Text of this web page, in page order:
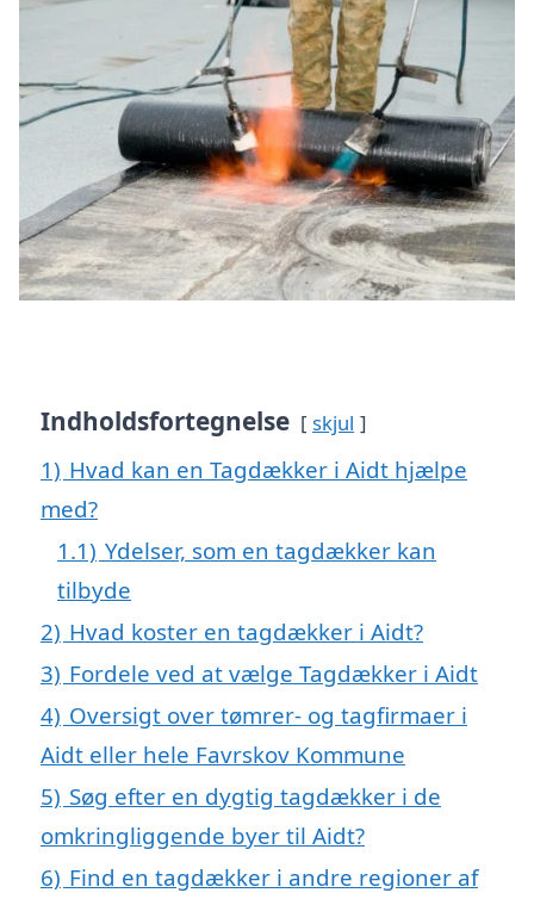
Indholdsfortegnelse skjul
1) Hvad kan en Tagdækker i Aidt hjælpe
med?
1.1) Ydelser, som en tagdækker kan
tilbyde
2) Hvad koster en tagdækker i Aidt?
3) Fordele ved at vælge Tagdækker i Aidt
4) Oversigt over tømrer- og tagfirmaer i
Aidt eller hele Favrskov Kommune
5) Søg efter en dygtig tagdækker i de
omkringliggende byer til Aidt?
6) Find en tagdækker i andre regioner af